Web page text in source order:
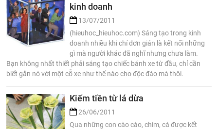
kinh doanh
13/07/2011
(hieuhoc_hieuhoc.com) Sáng tạo trong kinh
doanh nhiều khi chỉ đơn giản là kết nối những
gì mà người khác đã nghĩ nhưng chưa làm.
Bạn không nhất thiết phải sáng tạo chiếc bánh xe từ đầu, chỉ cần
biết gắn nó với một cỗ xe như thế nào cho độc đáo mà thôi.
Kiếm tiền từ lá dừa
26/06/2011
Qua những con cào cào, chim, cá được kết